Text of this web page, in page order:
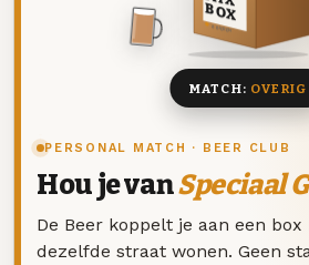
PERSONAL MATCH · BEER CLUB
Hou je vanSpeciaal
De Beer koppelt je aan een
dezelfde straat wonen. Geen
BOX
8 BIEREN
MATCH: OVERIG